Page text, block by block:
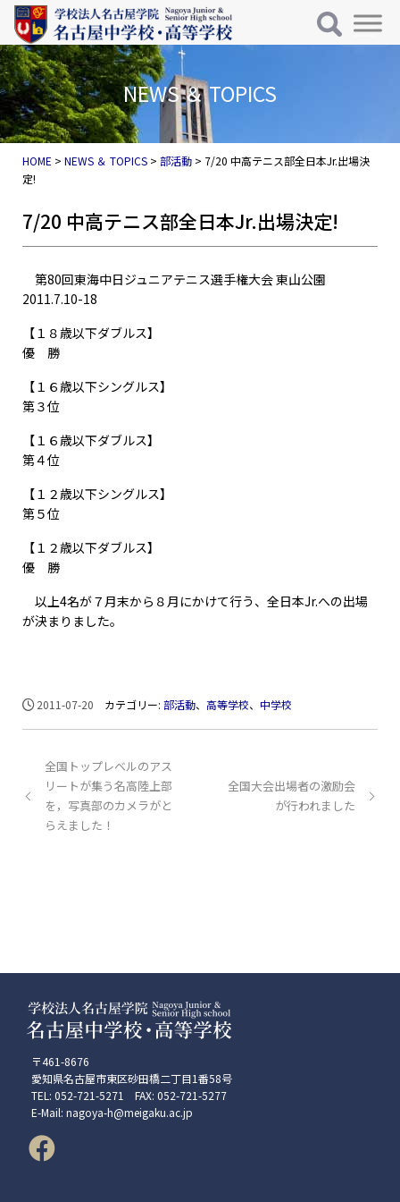
コンテンツへスキップ
メインナビゲーション
NEWS ＆ TOPICS
HOME >NEWS ＆ TOPICS >部活動 > 7/20 中高テニス部全日本Jr.出場決
定!
7/20 中高テニス部全日本Jr.出場決定!
第80回東海中日ジュニアテニス選手権大会 東山公園
2011.7.10-18
【１８歳以下ダブルス】
優 勝
【１６歳以下シングルス】
第３位
【１６歳以下ダブルス】
第４位
【１２歳以下シングルス】
第５位
【１２歳以下ダブルス】
優 勝
以上4名が７月末から８月にかけて行う、全日本Jr.への出場
が決まりました。
2011-07-20 カテゴリー:部活動、高等学校、中学校
全国トップレベルのアス
リートが集う名高陸上部
を，写真部のカメラがと
らえました！
全国大会出場者の激励会
が行われました
〒461-8676
愛知県名古屋市東区砂田橋二丁目1番58号
TEL: 052-721-5271 FAX: 052-721-5277
E-Mail: nagoya-h@meigaku.ac.jp